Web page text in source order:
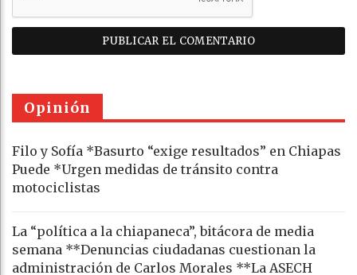
Opinión
Filo y Sofía *Basurto “exige resultados” en Chiapas
Puede *Urgen medidas de tránsito contra
motociclistas
La “política a la chiapaneca”, bitácora de media
semana **Denuncias ciudadanas cuestionan la
administración de Carlos Morales **La ASECH